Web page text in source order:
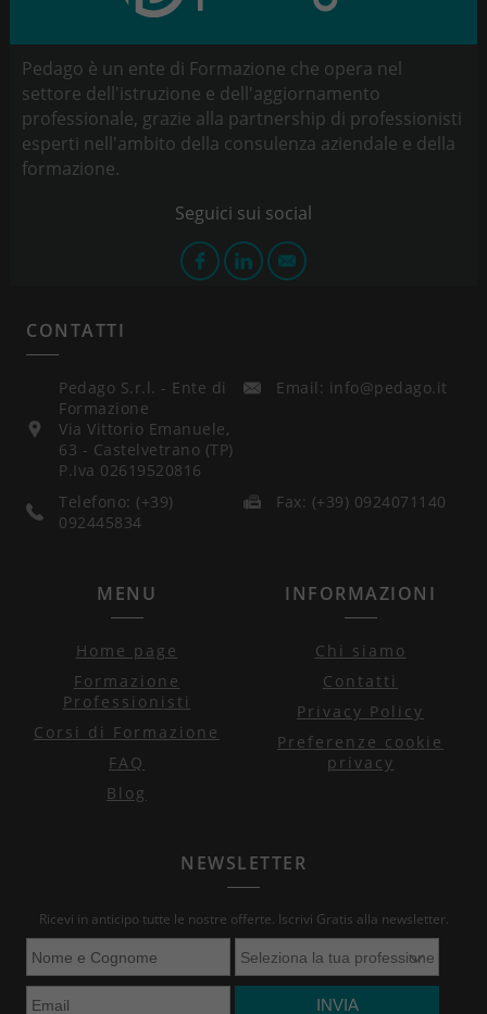
Pedago è un ente di Formazione che opera nel
settore dell'istruzione e dell'aggiornamento
professionale, grazie alla partnership di professionisti
esperti nell'ambito della consulenza aziendale e della
formazione.
CONTATTI
Pedago S.r.l. - Ente di
Formazione
Via Vittorio Emanuele,
63 - Castelvetrano (TP)
P.Iva 02619520816
Email: info@pedago.it
Telefono: (+39)
092445834
Fax: (+39) 0924071140
MENU
Home page
Formazione
Professionisti
Corsi di Formazione
FAQ
Blog
INFORMAZIONI
Chi siamo
Contatti
Privacy Policy
Preferenze cookie
privacy
NEWSLETTER
Ricevi in anticipo tutte le nostre offerte. Iscrivi Gratis alla newsletter.